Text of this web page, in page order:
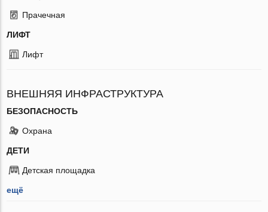
Прачечная
ЛИФТ
Лифт
ВНЕШНЯЯ ИНФРАСТРУКТУРА
БЕЗОПАСНОСТЬ
Охрана
ДЕТИ
Детская площадка
ещё